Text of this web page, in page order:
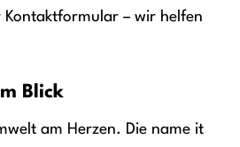
Kontaktformular – wir helfen
Blick
am Herzen. Die name it